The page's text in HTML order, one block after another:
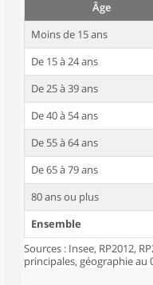
Âge
Moins de 15 ans
De 15 à 24 ans
De 25 à 39 ans
De 40 à 54 ans
De 55 à 64 ans
De 65 à 79 ans
80 ans ou plus
Ensemble
Sources : Insee, RP2012,
principales, géographie au